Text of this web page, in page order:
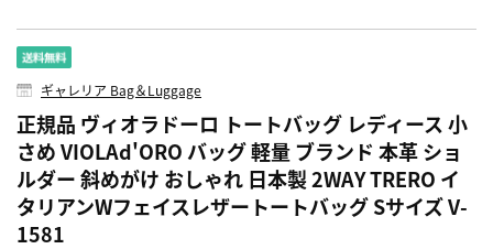
ギャレリア Bag＆Luggage
正規品 ヴィオラドーロ トートバッグ レディース 小
さめ VIOLAd'ORO バッグ 軽量 ブランド 本革 ショ
ルダー 斜めがけ おしゃれ 日本製 2WAY TRERO イ
タリアンWフェイスレザートートバッグ Sサイズ V-
1581